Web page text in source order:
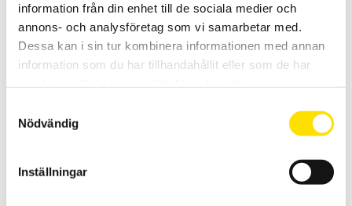
information från din enhet till de sociala medier och
annons- och analysföretag som vi samarbetar med.
Dessa kan i sin tur kombinera informationen med annan
information som du har tillhandahållit eller som de har
Nödvändig
Inställningar
Mecmesin Cable Cam Grip
av bland annat kablar, kabelskor mm